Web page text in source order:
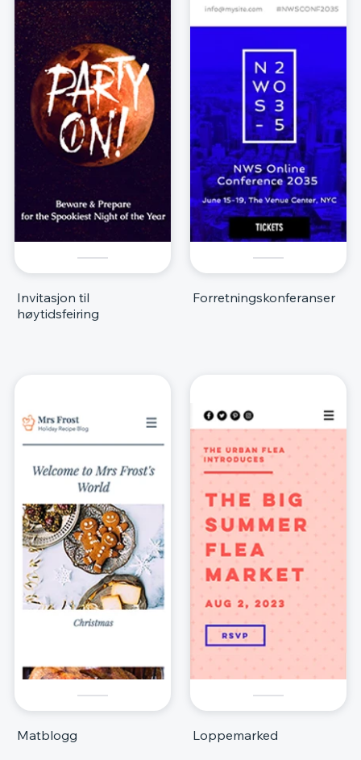
Invitasjon til
høytidsfeiring
Forretningskonferanser
Matblogg Loppemarked